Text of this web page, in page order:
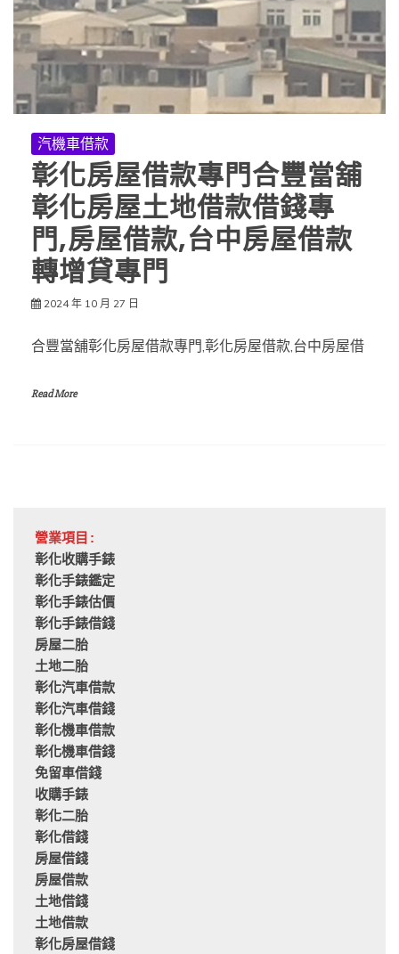
汽機車借款
彰化房屋借款專門合豐當舖
彰化房屋土地借款借錢專
門,房屋借款,台中房屋借款
轉增貸專門
2024 年 10 月 27 日
合豐當舖彰化房屋借款專門,彰化房屋借款,台中房屋借
Read More
營業項目:
彰化收購手錶
彰化手錶鑑定
彰化手錶估價
彰化手錶借錢
房屋二胎
土地二胎
彰化汽車借款
彰化汽車借錢
彰化機車借款
彰化機車借錢
免留車借錢
收購手錶
彰化二胎
彰化借錢
房屋借錢
房屋借款
土地借錢
土地借款
彰化房屋借錢